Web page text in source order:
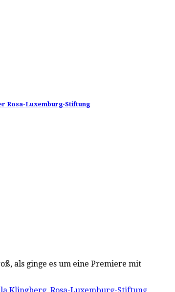
Rosa-Luxemburg-Stiftung
als ginge es um eine Premiere mit